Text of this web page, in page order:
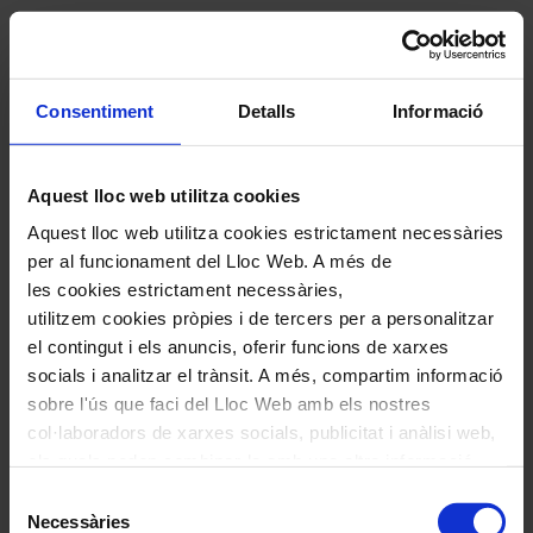
Consentiment Detalls Informació
Aquest lloc web utilitza cookies
Aquest lloc web utilitza cookies estrictament necessàries
per al funcionament del Lloc Web. A més de
les cookies estrictament necessàries,
utilitzem cookies pròpies i de tercers per a personalitzar
el contingut i els anuncis, oferir funcions de xarxes
socials i analitzar el trànsit. A més, compartim informació
sobre l'ús que faci del Lloc Web amb els nostres
col·laboradors de xarxes socials, publicitat i anàlisi web,
de l'ús que hagi fet dels seus serveis. En el quadre
Necessàries
Comparteix aquest article
Compártelo per Email